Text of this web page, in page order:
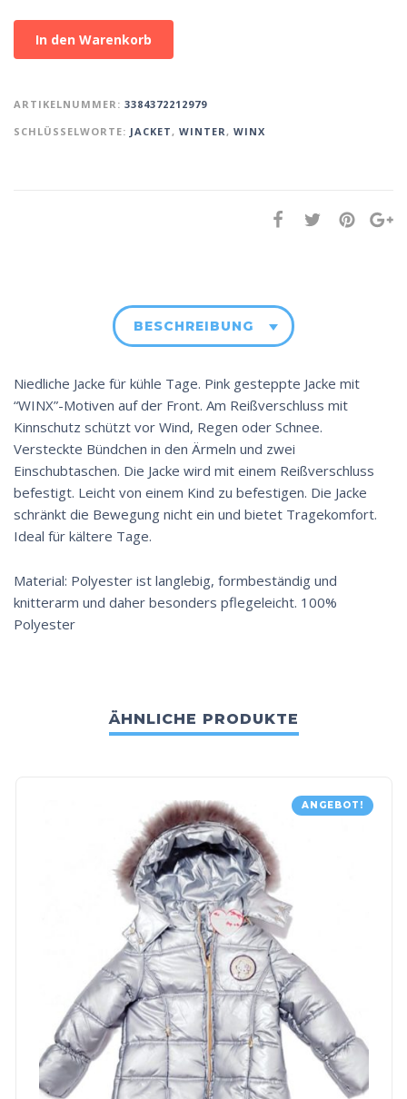
In den Warenkorb
ARTIKELNUMMER: 3384372212979
SCHLÜSSELWORTE: JACKET , WINTER , WINX
BESCHREIBUNG
Niedliche Jacke für kühle Tage. Pink gesteppte Jacke mit
“WINX”-Motiven auf der Front. Am Reißverschluss mit
Kinnschutz schützt vor Wind, Regen oder Schnee.
Versteckte Bündchen in den Ärmeln und zwei
Einschubtaschen. Die Jacke wird mit einem Reißverschluss
befestigt. Leicht von einem Kind zu befestigen. Die Jacke
schränkt die Bewegung nicht ein und bietet Tragekomfort.
Ideal für kältere Tage.
Material: Polyester ist langlebig, formbeständig und
knitterarm und daher besonders pflegeleicht. 100%
Polyester
ÄHNLICHE PRODUKTE
ANGEBOT!